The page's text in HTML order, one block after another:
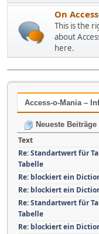
On
This is the
about
here.
Access-o-Mania –
Neueste Beiträge
Text
Re: Standartwert für
Tabelle
Re: blockiert ein
Re: blockiert ein
Re: Standartwert für
Tabelle
Re: blockiert ein